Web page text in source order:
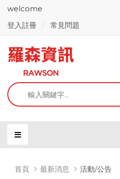
welcome
登入註冊
常見問題
首頁 最新消息 活動/公告